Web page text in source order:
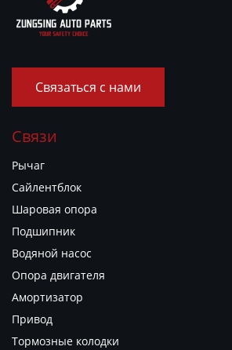
Связаться с нами
Связи
Рычаг
Сайлентблок
Шаровая опора
Подшипник
Водяной насос
Опора двигателя
Амортизатор
Привод
Тормозные колодки